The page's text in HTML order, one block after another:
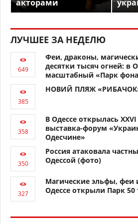
акторами
ЛУЧШЕЕ ЗА НЕДЕЛЮ
Феи, драконы,
десятки тысяч огней: в
масштабный «Парк
НОВИЙ ПЛЯЖ
В Одессе открылась
выставка-форум
Одесчине»
Россия атаковала
Одессой (фото)
Магические эльфы, феи
Одессе открыли Парк 50